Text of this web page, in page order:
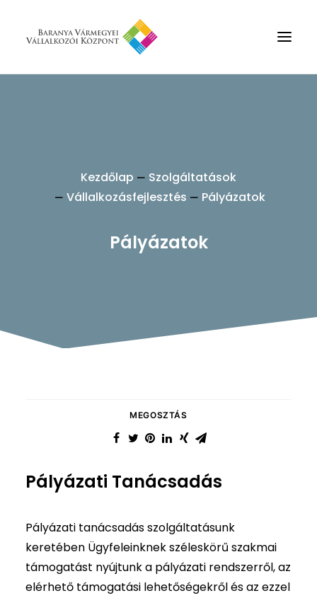
Partnerek
Keresés
Kezdőlap
Szolgáltatások
Vállalkozásfejlesztés
Pályázatok
Pályázatok
MEGOSZTÁS
Pályázati Tanácsadás
Pályázati tanácsadás szolgáltatásunk
keretében Ügyfeleinknek széleskörű szakmai
támogatást nyújtunk a pályázati rendszerről, az
elérhető támogatási lehetőségekről és az ezzel